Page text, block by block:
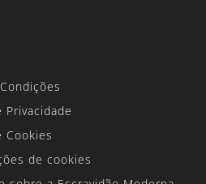
Privacidade
Cookies
de cookies